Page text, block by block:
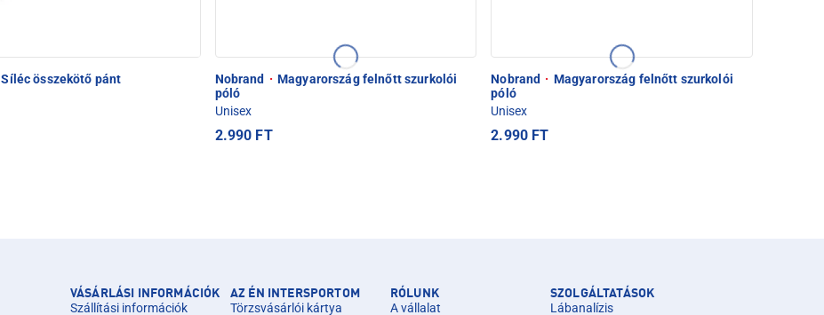
Síléc összekötő pánt Nobrand · Magyarország felnőtt szurkolói
póló
Unisex
2.990 FT
Nobrand · Magyarország felnőtt szurkolói
póló
Unisex
2.990 FT
VÁSÁRLÁSI INFORMÁCIÓK
Szállítási információk
AZ ÉN INTERSPORTOM
Törzsvásárlói kártya
RÓLUNK
A vállalat
SZOLGÁLTATÁSOK
Lábanalízis